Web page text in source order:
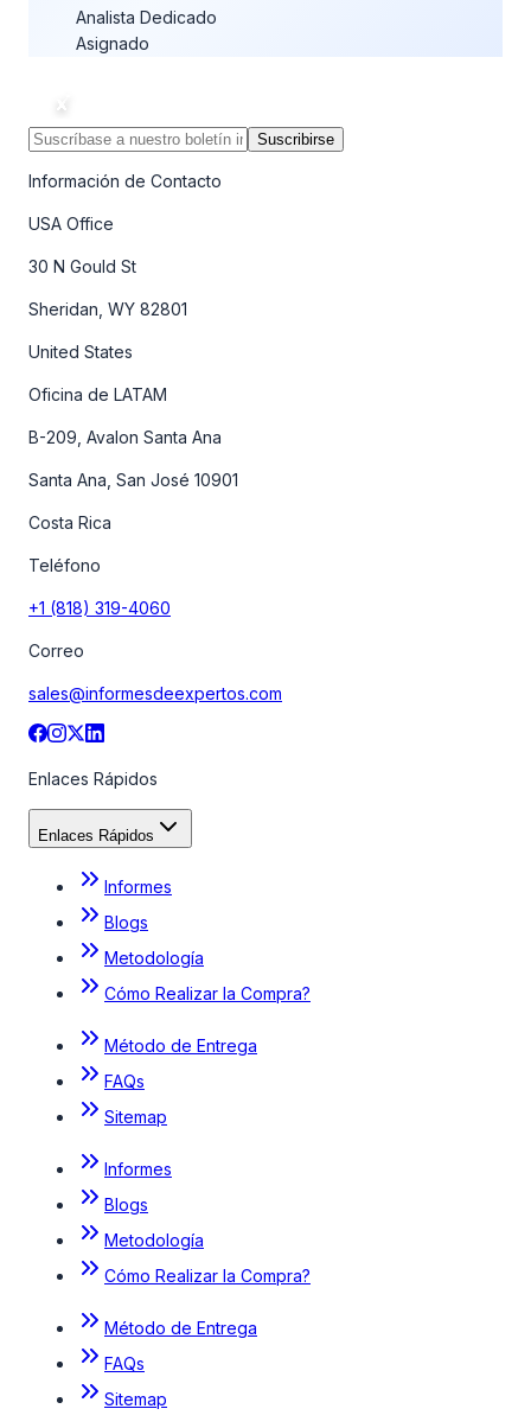
Analista Dedicado
Asignado
Suscribirse
Información de Contacto
USA Office
30 N Gould St
Sheridan, WY 82801
United States
Oficina de LATAM
B-209, Avalon Santa Ana
Santa Ana, San José 10901
Costa Rica
Teléfono
+1 (818) 319-4060
Correo
sales@informesdeexpertos.com
Enlaces Rápidos
Enlaces Rápidos
Informes
Blogs
Metodología
Cómo Realizar la Compra?
Método de Entrega
FAQs
Sitemap
Informes
Blogs
Metodología
Cómo Realizar la Compra?
Método de Entrega
FAQs
Sitemap